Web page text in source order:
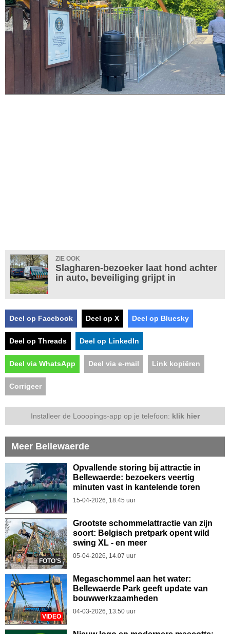
ZIE OOK
Slagharen-bezoeker laat hond achter
in auto, beveiliging grijpt in
Deel op Facebook Deel op X Deel op Bluesky
Deel op Threads Deel op LinkedIn
Deel via WhatsApp Deel via e-mail Link kopiëren
Corrigeer
Installeer de Looopings-app op je telefoon: klik hier
Meer Bellewaerde
Opvallende storing bij attractie in
Bellewaerde: bezoekers veertig
minuten vast in kantelende toren
15-04-2026, 18.45 uur
FOTO'S
Grootste schommelattractie van zijn
soort: Belgisch pretpark opent wild
swing XL - en meer
05-04-2026, 14.07 uur
VIDEO
Megaschommel aan het water:
Bellewaerde Park geeft update van
bouwwerkzaamheden
04-03-2026, 13.50 uur